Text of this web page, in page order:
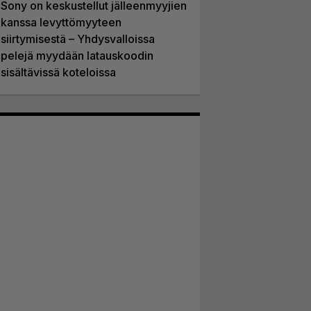
Sony on keskustellut jälleenmyyjien
kanssa levyttömyyteen
siirtymisestä – Yhdysvalloissa
pelejä myydään latauskoodin
sisältävissä koteloissa